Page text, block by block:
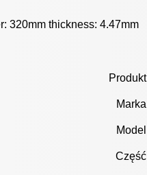
320mm thickness: 4.47mm
Produkt
Marka
Model
Część